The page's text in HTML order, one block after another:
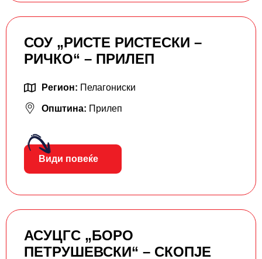
СОУ „РИСТЕ РИСТЕСКИ –
РИЧКО“ – ПРИЛЕП
Регион: Пелагониски
Општина: Прилеп
Види повеќе
АСУЦГС „БОРО
ПЕТРУШЕВСКИ“ – СКОПЈЕ